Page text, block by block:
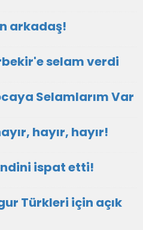
arkadaş!
selam verdi
Selamlarım Var
hayır, hayır!
ispat etti!
Türkleri için açık